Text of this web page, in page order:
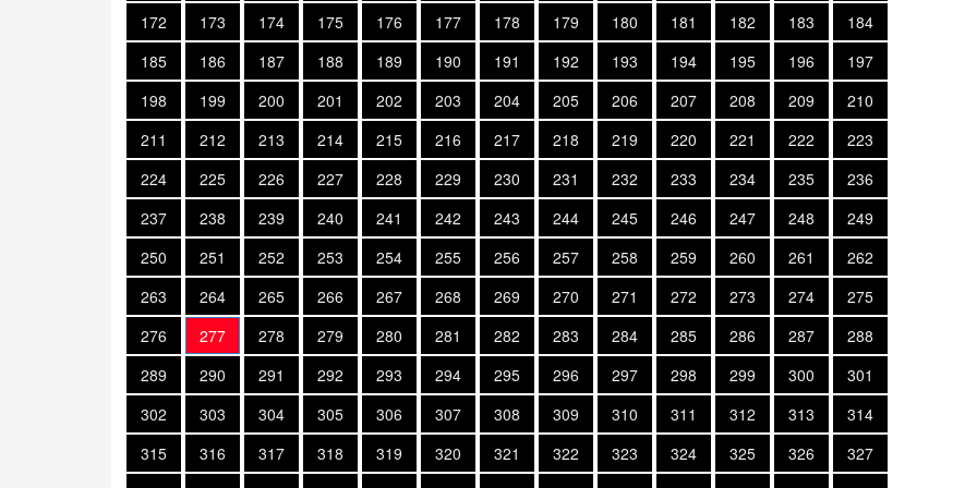
172
173 174 175 176 177 178 179 180 181 182 183
184
185
186 187 188 189 190 191 192 193 194 195 196
197
198
199 200 201 202 203 204 205 206 207 208 209
210
211
212 213 214 215 216 217 218 219 220 221 222
223
224
225 226 227 228 229 230 231 232 233 234 235
236
237
238 239 240 241 242 243 244 245 246 247 248
249
250
251 252 253 254 255 256 257 258 259 260 261
262
263
264 265 266 267 268 269 270 271 272 273 274
275
276
277 278 279 280 281 282 283 284 285 286 287
288
289
290 291 292 293 294 295 296 297 298 299 300
301
302
303 304 305 306 307 308 309 310 311 312 313
314
315
316 317 318 319 320 321 322 323 324 325 326
327